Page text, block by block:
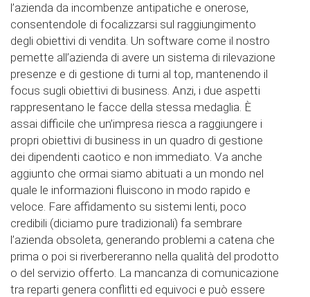
l’azienda da incombenze antipatiche e onerose,
consentendole di focalizzarsi sul raggiungimento
degli obiettivi di vendita. Un software come il nostro
pemette all’azienda di avere un sistema di rilevazione
presenze e di gestione di turni al top, mantenendo il
focus sugli obiettivi di business. Anzi, i due aspetti
rappresentano le facce della stessa medaglia. È
assai difficile che un’impresa riesca a raggiungere i
propri obiettivi di business in un quadro di gestione
dei dipendenti caotico e non immediato. Va anche
aggiunto che ormai siamo abituati a un mondo nel
quale le informazioni fluiscono in modo rapido e
veloce. Fare affidamento su sistemi lenti, poco
credibili (diciamo pure tradizionali) fa sembrare
l’azienda obsoleta, generando problemi a catena che
prima o poi si riverbereranno nella qualità del prodotto
o del servizio offerto. La mancanza di comunicazione
tra reparti genera conflitti ed equivoci e può essere